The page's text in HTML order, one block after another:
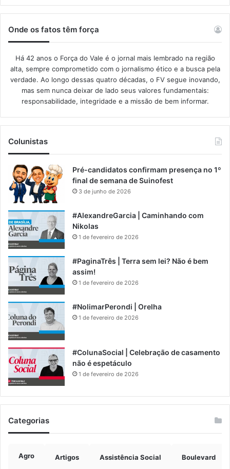
Onde os fatos têm força
Há 42 anos o Força do Vale é o jornal mais lembrado na região
alta, sempre comprometido com o jornalismo ético e a busca pela
verdade. Ao longo dessas quatro décadas, o FV segue inovando,
mas sem nunca deixar de lado seus valores fundamentais:
responsabilidade, integridade e a missão de bem informar.​
Colunistas
Pré-candidatos confirmam presença no 1º
final de semana de Suinofest
3 de junho de 2026
#AlexandreGarcia | Caminhando com
Nikolas
1 de fevereiro de 2026
#PaginaTrês | Terra sem lei? Não é bem
assim!
1 de fevereiro de 2026
#NolimarPerondi | Orelha
1 de fevereiro de 2026
#ColunaSocial | Celebração de casamento
não é espetáculo
1 de fevereiro de 2026
Categorias
Agro Artigos Assistência Social Boulevard